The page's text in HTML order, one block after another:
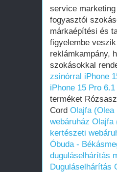
service
fogyasztói
márkaépítési és
figyelembe
reklámkampány,
szokásokkal
zsinórral iPhone
iPhone 15 Pro
terméket
Cord Olajfa (Olea
webáruház Olajfa
kertészeti
Óbuda -
duguláselhárítás
Duguláselhárítás